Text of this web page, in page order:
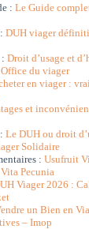
:Le Guide
:DUH viager
:Droit d’usage et
du viager
en viager :
et
:Le DUH ou droit
Solidaire
:Usufruit
Pecunia
Viager 2026 :
un Bien en
– Imop